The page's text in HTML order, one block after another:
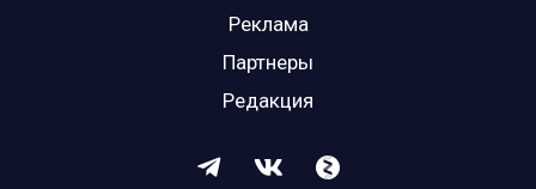
Реклама
Партнеры
Редакция